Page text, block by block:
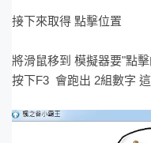
接下來取得 點擊位置
將滑鼠移到 模擬器要"點
按下F3 會跑出 2組數字